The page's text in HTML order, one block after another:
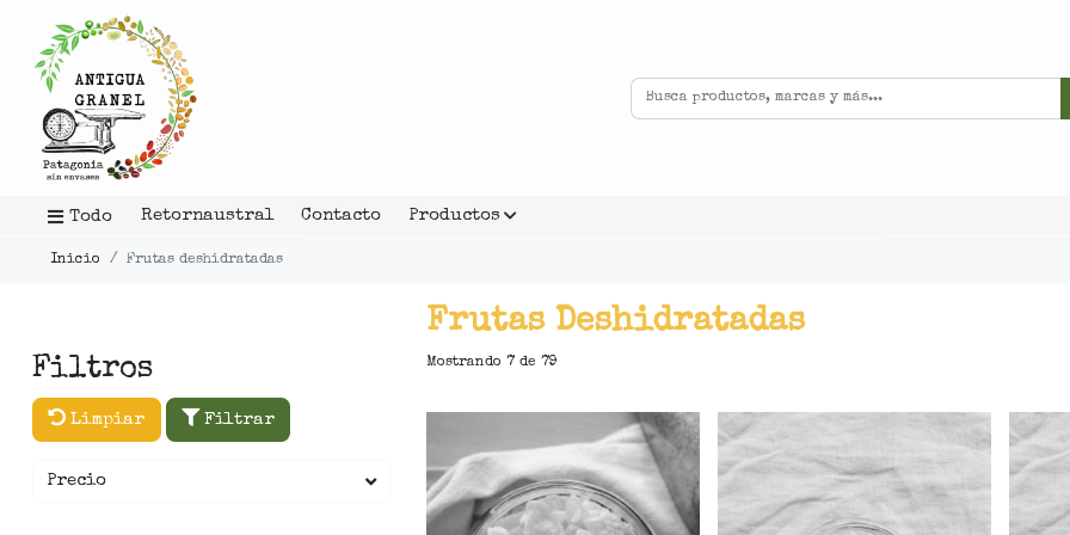
Todo Retornaustral Contacto Productos
Inicio Frutas deshidratadas
Frutas Deshidratadas
Filtros
Limpiar Filtrar
Precio
Mostrando 7 de 79